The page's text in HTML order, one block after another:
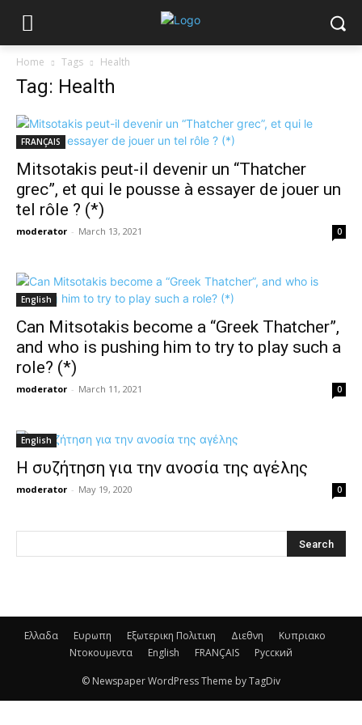
Home Tags Health
Tag: Health
FRANÇAIS
Mitsotakis peut-il devenir un “Thatcher
grec”, et qui le pousse à essayer de jouer un
tel rôle ? (*)
moderator - March 13, 2021 0
English
Can Mitsotakis become a “Greek Thatcher”,
and who is pushing him to try to play such a
role? (*)
moderator - March 11, 2021 0
English
Η συζήτηση για την ανοσία της αγέλης
moderator - May 19, 2020 0
Ελλαδα Ευρωπη Εξωτερικη Πολιτικη Διεθνη
Κυπριακο
Ντοκουμεντα
English FRANÇAIS Русский
© Newspaper WordPress Theme by TagDiv